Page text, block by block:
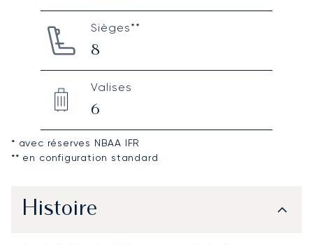
Sièges**
8
Valises
6
* avec réserves NBAA IFR
** en configuration standard
Histoire